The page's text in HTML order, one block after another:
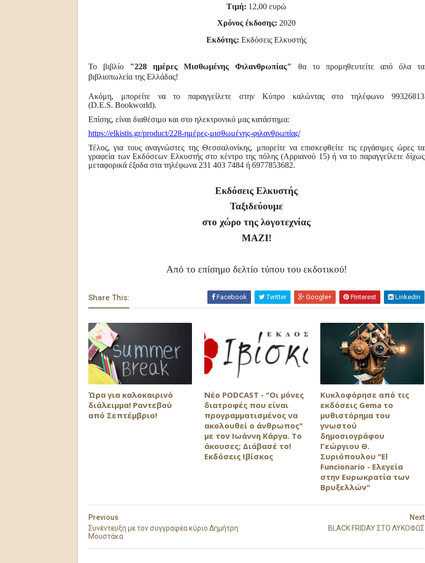
Τιμή: 12,00 ευρώ
Χρόνος έκδοσης: 2020
Εκδότης: Εκδόσεις Ελκυστής
Το βιβλίο "228 ημέρες Μισθωμένης Φιλανθρωπίας"
θα το προμηθευτείτε από όλα τα
βιβλιοπωλεία της Ελλάδας!
Ακόμη, μπορείτε να το παραγγείλετε στην Κύπρο καλώντας στο τηλέφωνο 99326813
(D.E.S. Bookworld).
Επίσης, είναι διαθέσιμο και στο ηλεκτρονικό μας κατάστημα:
https://elkistis.gr/product/228-ημέρες-μισθωμένης-φιλανθρωπίας/
Τέλος, για τους αναγνώστες της Θεσσαλονίκης, μπορείτε να επισκεφθείτε τις εργάσιμες ώρες τα
γραφεία των Εκδόσεων Ελκυστής στο κέντρο της πόλης (Αρριανού 15) ή να το παραγγείλετε δίχως
μεταφορικά έξοδα στα τηλέφωνα 231 403 7484 ή 6977853682.
Εκδόσεις Ελκυστής
Ταξιδεύουμε
στο χώρο της λογοτεχνίας
ΜΑΖΙ!
Από το επίσημο δελτίο τύπου του εκδοτικού!
Share This: Facebook Twitter Google+ Pinterest Linkedin
Ώρα για καλοκαιρινό
διάλειμμα! Ραντεβού
από Σεπτέμβριο!
Νέο PODCAST - "Οι μόνες
διατροφές που είναι
προγραμματισμένος να
ακολουθεί ο άνθρωπος"
με τον Ιωάννη Κάργα. Το
άκουσες; Διάβασέ το!
Εκδόσεις Ιβίσκος
Κυκλοφόρησε από τις
εκδόσεις Gema το
μυθιστόρημα του
γνωστού
δημοσιογράφου
Γεώργιου Θ.
Συριόπουλου "El
Funcionario - Ελεγεία
στην Ευρωκρατία των
Βρυξελλών"
Next
BLACK FRIDAY ΣΤΟ ΛΥΚΟΦΩΣ
Previous
Συνέντευξη με τον συγγραφέα κύριο Δημήτρη
Μουστάκα